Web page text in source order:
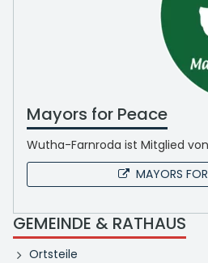
Mayors for Peace
Wutha-Farnroda ist Mitglied
MAYORS
GEMEINDE & RATHAUS
Ortsteile